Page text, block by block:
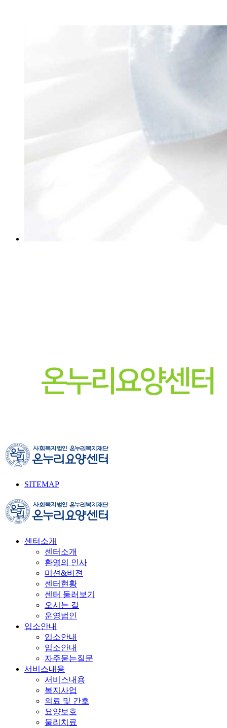
SITEMAP
센터소개
센터소개
환영의 인사
미션&비젼
센터현황
센터 둘러보기
오시는 길
운영법인
입소안내
입소안내
입소안내
자주묻는질문
서비스내용
서비스내용
복지사업
의료 및 간호
요양보호
물리치료